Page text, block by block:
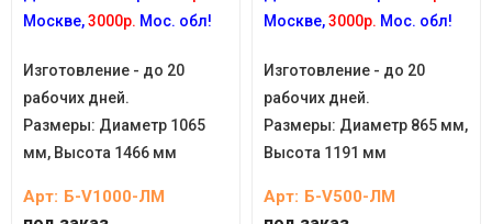
Москве,3000р. Мос. обл!
Изготовление - до 20
рабочих дней.
Размеры: Диаметр 1065
мм, Высота 1466 мм
Арт: Б-V1000-ЛМ
Москве,3000р. Мос. обл!
Изготовление - до 20
рабочих дней.
Размеры: Диаметр 865 мм,
Высота 1191 мм
Арт: Б-V500-ЛМ